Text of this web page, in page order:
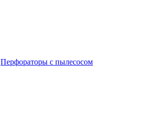
Перфораторы с пылесосом